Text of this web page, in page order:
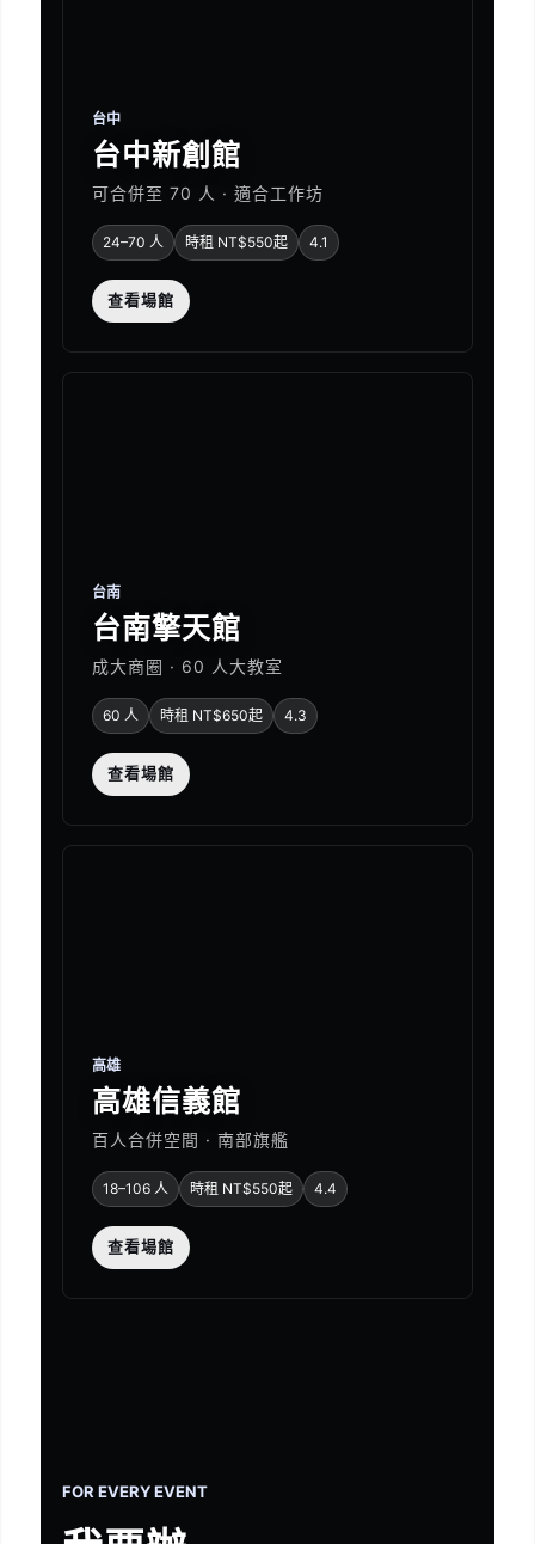
台中
台中新創館
可合併至 70 人 · 適合工作坊
24–70 人 時租 NT$550起 4.1
查看場館
台南
台南擎天館
成大商圈 · 60 人大教室
60 人 時租 NT$650起 4.3
查看場館
高雄
高雄信義館
百人合併空間 · 南部旗艦
18–106 人 時租 NT$550起 4.4
查看場館
FOR EVERY EVENT